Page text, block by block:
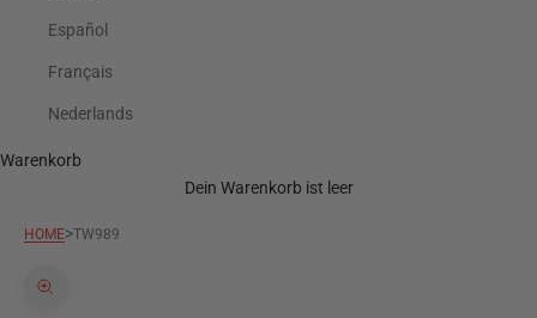
Español
Français
Nederlands
Warenkorb
Dein Warenkorb ist leer
HOME>TW989
Bild vergrößern